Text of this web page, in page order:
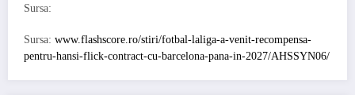
Sursa:
Sursa: www.flashscore.ro/stiri/fotbal-laliga-a-venit-recompensa-
pentru-hansi-flick-contract-cu-barcelona-pana-in-2027/AHSSYN06/